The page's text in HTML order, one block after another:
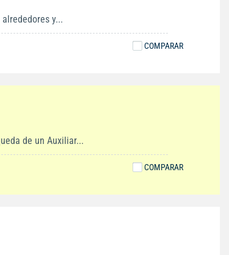
y...
COMPARAR
de un Auxiliar...
COMPARAR